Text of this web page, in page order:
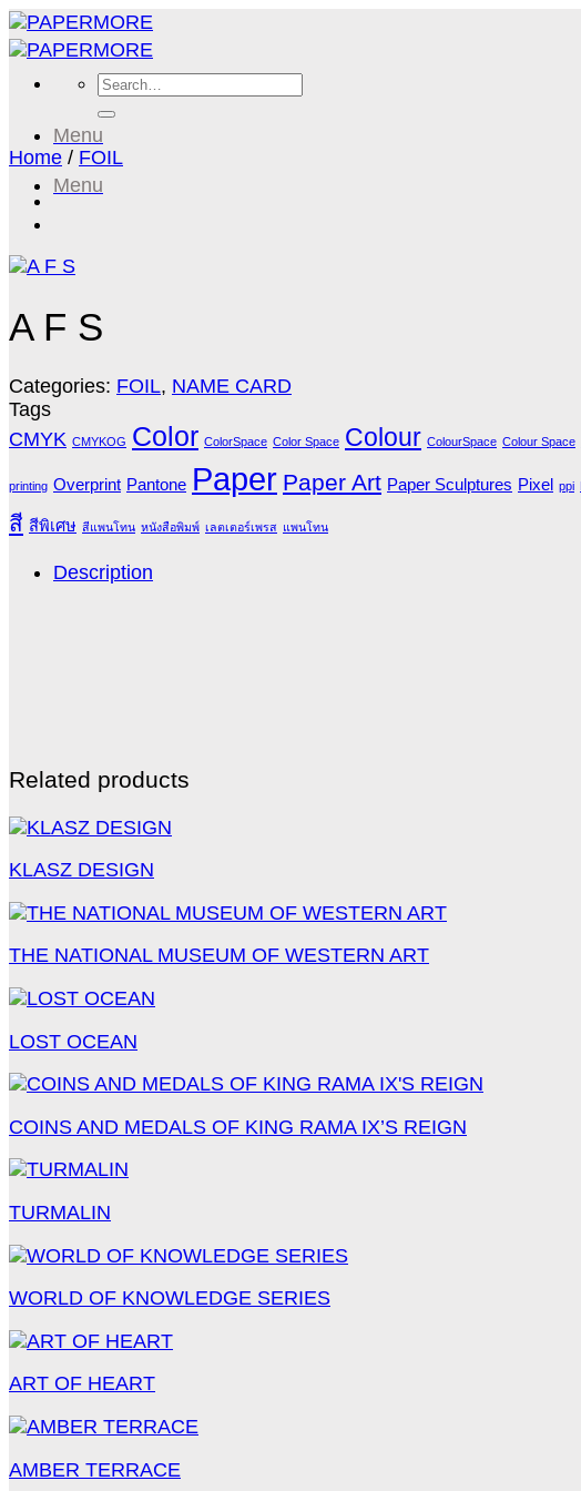
Skip
to
content
Search
Menu
Menu
Home / FOIL
A F S
Categories: FOIL, NAME CARD
Tags
CMYK CMYKOG Color ColorSpace Color Space Colour ColourSpace Colour Space
printing Overprint Pantone Paper Paper Art Paper Sculptures Pixel ppi
สี สีพิเศษ สีแพนโทน หนังสือพิมพ์ เลตเตอร์เพรส แพนโทน
Description
Related products
KLASZ DESIGN
THE NATIONAL MUSEUM OF WESTERN ART
LOST OCEAN
COINS AND MEDALS OF KING RAMA IX’S REIGN
TURMALIN
WORLD OF KNOWLEDGE SERIES
ART OF HEART
AMBER TERRACE